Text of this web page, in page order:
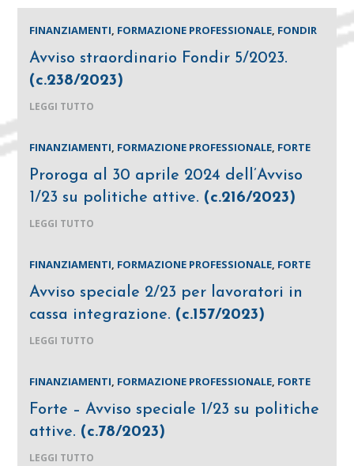
FINANZIAMENTI, FORMAZIONE PROFESSIONALE, FONDIR
Avviso straordinario Fondir 5/2023.
(c.238/2023)
LEGGI TUTTO
FINANZIAMENTI, FORMAZIONE PROFESSIONALE, FORTE
Proroga al 30 aprile 2024 dell’Avviso
1/23 su politiche attive. (c.216/2023)
LEGGI TUTTO
FINANZIAMENTI, FORMAZIONE PROFESSIONALE, FORTE
Avviso speciale 2/23 per lavoratori in
cassa integrazione. (c.157/2023)
LEGGI TUTTO
FINANZIAMENTI, FORMAZIONE PROFESSIONALE, FORTE
Forte – Avviso speciale 1/23 su politiche
attive. (c.78/2023)
LEGGI TUTTO